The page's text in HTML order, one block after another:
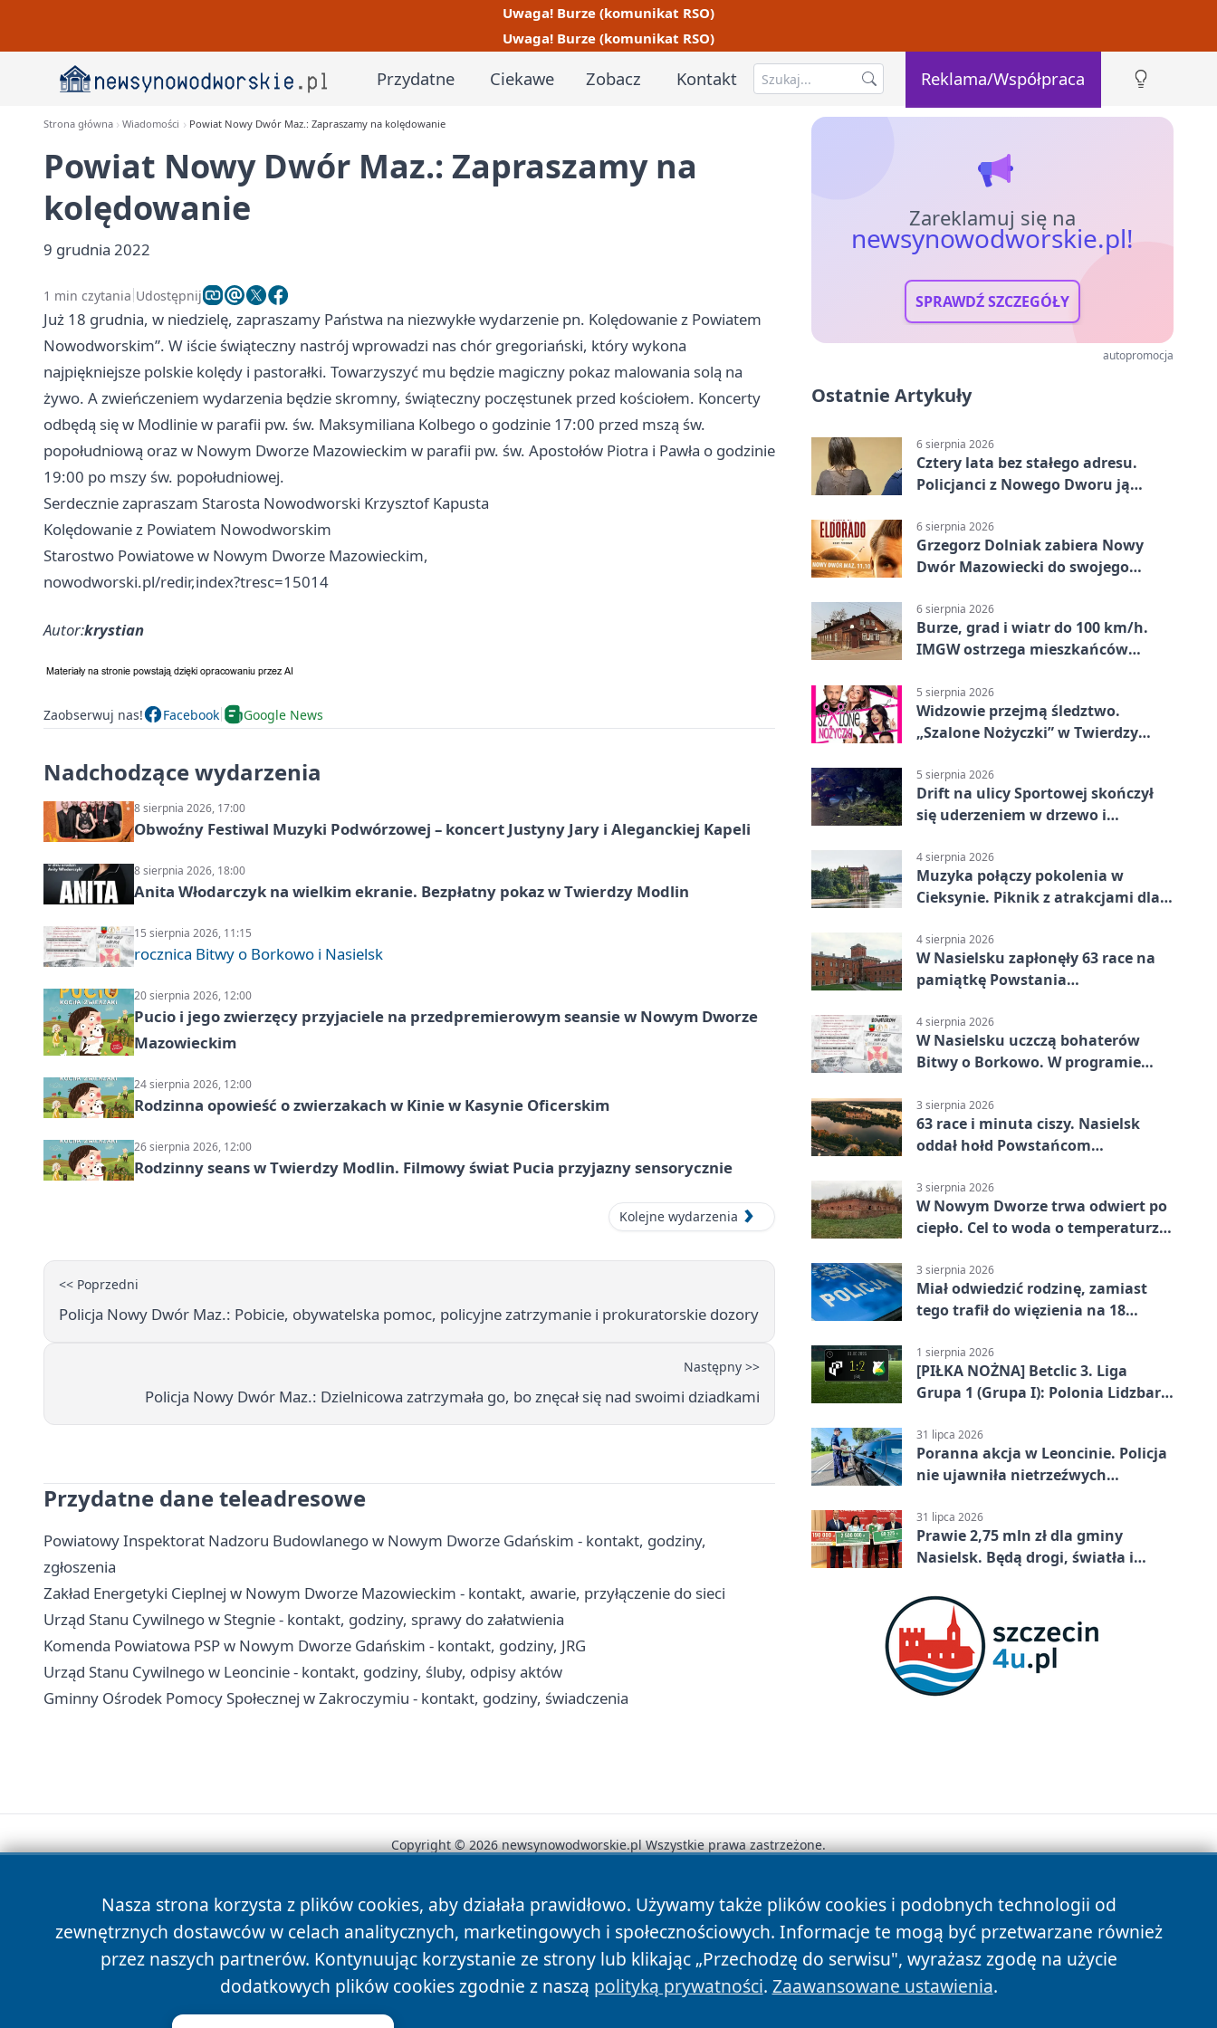
Uwaga! Burze (komunikat RSO)
Uwaga! Burze (komunikat RSO)
Przydatne Ciekawe Zobacz Kontakt Reklama/Współpraca
Strona główna Wiadomości Powiat Nowy Dwór Maz.: Zapraszamy na kolędowanie
Powiat Nowy Dwór Maz.: Zapraszamy na
kolędowanie
9 grudnia 2022
1 min czytania Udostępnij
Już 18 grudnia, w niedzielę, zapraszamy Państwa na niezwykłe wydarzenie pn. Kolędowanie z Powiatem
Nowodworskim”. W iście świąteczny nastrój wprowadzi nas chór gregoriański, który wykona
najpiękniejsze polskie kolędy i pastorałki. Towarzyszyć mu będzie magiczny pokaz malowania solą na
żywo. A zwieńczeniem wydarzenia będzie skromny, świąteczny poczęstunek przed kościołem. Koncerty
odbędą się w Modlinie w parafii pw. św. Maksymiliana Kolbego o godzinie 17:00 przed mszą św.
popołudniową oraz w Nowym Dworze Mazowieckim w parafii pw. św. Apostołów Piotra i Pawła o godzinie
19:00 po mszy św. popołudniowej.
Serdecznie zapraszam Starosta Nowodworski Krzysztof Kapusta
Kolędowanie z Powiatem Nowodworskim
Starostwo Powiatowe w Nowym Dworze Mazowieckim,
nowodworski.pl/redir,index?tresc=15014
Autor:krystian
Zaobserwuj nas! Facebook Google News
Nadchodzące wydarzenia
8 sierpnia 2026, 17:00
Obwoźny Festiwal Muzyki Podwórzowej – koncert Justyny Jary i Aleganckiej Kapeli
8 sierpnia 2026, 18:00
Anita Włodarczyk na wielkim ekranie. Bezpłatny pokaz w Twierdzy Modlin
15 sierpnia 2026, 11:15
rocznica Bitwy o Borkowo i Nasielsk
20 sierpnia 2026, 12:00
Pucio i jego zwierzęcy przyjaciele na przedpremierowym seansie w Nowym Dworze
Mazowieckim
24 sierpnia 2026, 12:00
Rodzinna opowieść o zwierzakach w Kinie w Kasynie Oficerskim
26 sierpnia 2026, 12:00
Rodzinny seans w Twierdzy Modlin. Filmowy świat Pucia przyjazny sensorycznie
Kolejne wydarzenia
<< Poprzedni
Policja Nowy Dwór Maz.: Pobicie, obywatelska pomoc, policyjne zatrzymanie i prokuratorskie dozory
Następny >>
Policja Nowy Dwór Maz.: Dzielnicowa zatrzymała go, bo znęcał się nad swoimi dziadkami
Przydatne dane teleadresowe
Powiatowy Inspektorat Nadzoru Budowlanego w Nowym Dworze Gdańskim - kontakt, godziny,
zgłoszenia
Zakład Energetyki Cieplnej w Nowym Dworze Mazowieckim - kontakt, awarie, przyłączenie do sieci
Urząd Stanu Cywilnego w Stegnie - kontakt, godziny, sprawy do załatwienia
Komenda Powiatowa PSP w Nowym Dworze Gdańskim - kontakt, godziny, JRG
Urząd Stanu Cywilnego w Leoncinie - kontakt, godziny, śluby, odpisy aktów
Gminny Ośrodek Pomocy Społecznej w Zakroczymiu - kontakt, godziny, świadczenia
Zareklamuj się na
newsynowodworskie.pl!
SPRAWDŹ SZCZEGÓŁY
autopromocja
Ostatnie Artykuły
6 sierpnia 2026
Cztery lata bez stałego adresu.
Policjanci z Nowego Dworu ją
6 sierpnia 2026
Grzegorz Dolniak zabiera Nowy
Dwór Mazowiecki do swojego
6 sierpnia 2026
Burze, grad i wiatr do 100 km/h.
IMGW ostrzega mieszkańców
5 sierpnia 2026
Widzowie przejmą śledztwo.
„Szalone Nożyczki” w Twierdzy
5 sierpnia 2026
Drift na ulicy Sportowej skończył
się uderzeniem w drzewo i
4 sierpnia 2026
Muzyka połączy pokolenia w
Cieksynie. Piknik z atrakcjami dla
4 sierpnia 2026
W Nasielsku zapłonęły 63 race na
pamiątkę Powstania
4 sierpnia 2026
W Nasielsku uczczą bohaterów
Bitwy o Borkowo. W programie
3 sierpnia 2026
63 race i minuta ciszy. Nasielsk
oddał hołd Powstańcom
3 sierpnia 2026
W Nowym Dworze trwa odwiert po
ciepło. Cel to woda o temperaturze
3 sierpnia 2026
Miał odwiedzić rodzinę, zamiast
tego trafił do więzienia na 18
1 sierpnia 2026
[PIŁKA NOŻNA] Betclic 3. Liga
Grupa 1 (Grupa I): Polonia Lidzbark
Mazowiecki 1:2
31 lipca 2026
Poranna akcja w Leoncinie. Policja
nie ujawniła nietrzeźwych
31 lipca 2026
Prawie 2,75 mln zł dla gminy
Nasielsk. Będą drogi, światła i
Nasza strona korzysta z plików cookies, aby działała prawidłowo. Używamy także plików cookies i podobnych technologii od
zewnętrznych dostawców w celach analitycznych, marketingowych i społecznościowych. Informacje te mogą być przetwarzane również
przez naszych partnerów. Kontynuując korzystanie ze strony lub klikając „Przechodzę do serwisu", wyrażasz zgodę na użycie
dodatkowych plików cookies zgodnie z naszą polityką prywatności. Zaawansowane ustawienia.
Copyright © 2026 newsynowodworskie.pl Wszystkie prawa zastrzeżone.
News Autorzy Polityka Prywatności Polityka Cookies